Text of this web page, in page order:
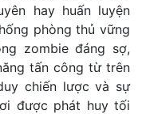
hay huấn luyện
phòng thủ vững
zombie đáng sợ,
tấn công từ trên
chiến lược và sự
được phát huy tối